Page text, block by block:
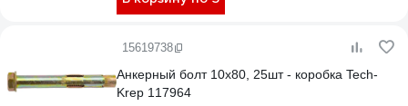
15619738
Анкерный болт 10х80, 25шт - коробка Tech-
Krep 117964